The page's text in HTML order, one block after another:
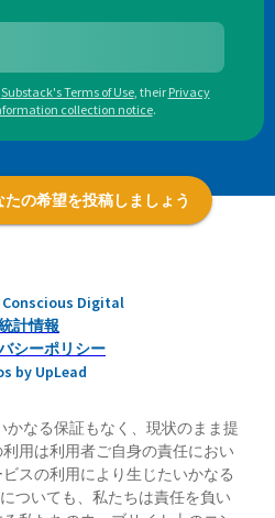
Substack's Terms of Use, their Privacy
collection notice.
の希望を投稿しましょう
Digital
計情報
シーポリシー
by UpLead
かなる保証もなく、現状のまま提
用は利用者ご自身の責任におい
スの利用により生じたいかなる
ついても、私たちは責任を負い